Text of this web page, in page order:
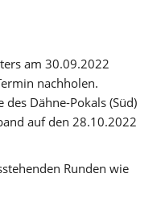
am 30.09.2022
nachholen.
Dähne-Pokals (Süd)
auf den 28.10.2022
Runden wie